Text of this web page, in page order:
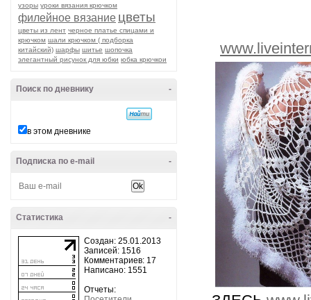
узоры уроки вязания крючком
филейное вязание цветы
цветы из лент черное платье спицами и
крючком шали крючком ( подборка
китайский) шарфы шитье шопочка
элегантный рисунок для юбки юбка крючкои
-
Поиск по дневнику
в этом дневнике
-
Подписка по e-mail
-
Статистика
Создан: 25.01.2013
Записей: 1516
Комментариев: 17
Написано: 1551
Отчеты: